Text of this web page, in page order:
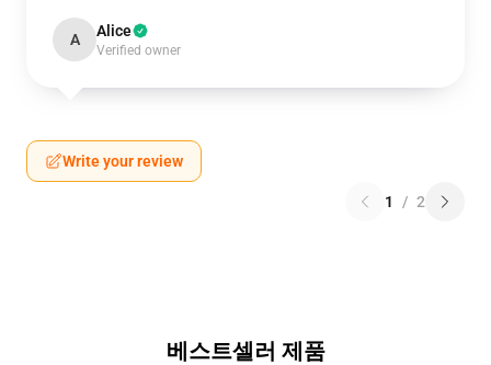
A Alice
Verified owner
Write your review
1 / 2
베스트셀러 제품